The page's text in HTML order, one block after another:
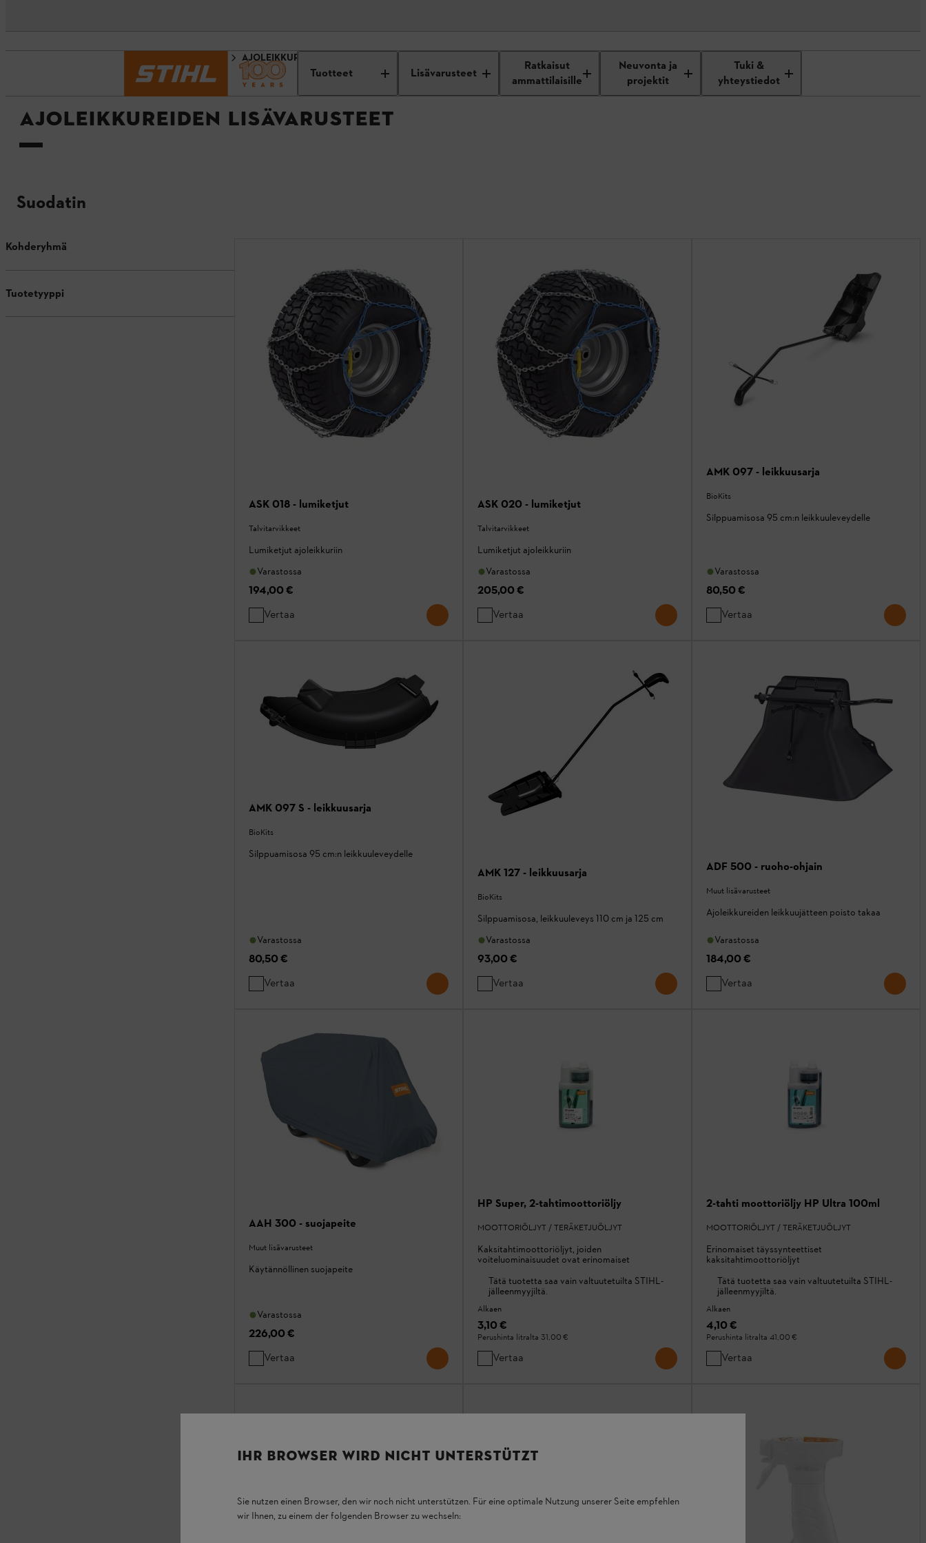
Tuotteet Lisävarusteet
Ratkaisut
ammattilaisille
Neuvonta ja
projektit
Tuki &
yhteystiedot
AJOLEIKKUREIDEN LISÄVARUSTEET
AJOLEIKKUREIDEN LISÄVARUSTEET
Suodatin
Kohderyhmä
Tuotetyyppi
ASK 018 - lumiketjut
Talvitarvikkeet
Lumiketjut ajoleikkuriin
Varastossa
194,00 €
Vertaa
ASK 020 - lumiketjut
Talvitarvikkeet
Lumiketjut ajoleikkuriin
Varastossa
205,00 €
Vertaa
AMK 097 - leikkuusarja
BioKits
Silppuamisosa 95 cm:n leikkuuleveydelle
Varastossa
80,50 €
Vertaa
AMK 097 S - leikkuusarja
BioKits
Silppuamisosa 95 cm:n leikkuuleveydelle
Varastossa
80,50 €
Vertaa
AMK 127 - leikkuusarja
BioKits
Silppuamisosa, leikkuuleveys 110 cm ja 125 cm
Varastossa
93,00 €
Vertaa
ADF 500 - ruoho-ohjain
Muut lisävarusteet
Ajoleikkureiden leikkuujätteen poisto takaa
Varastossa
184,00 €
Vertaa
AAH 300 - suojapeite
Muut lisävarusteet
Käytännöllinen suojapeite
Varastossa
226,00 €
Vertaa
HP Super, 2-tahtimoottoriöljy
MOOTTORIÖLJYT / TERÄKETJUÖLJYT
Kaksitahtimoottoriöljyt, joiden
voiteluominaisuudet ovat erinomaiset
Tätä tuotetta saa vain valtuutetuilta STIHL-
jälleenmyyjiltä.
Alkaen
3,10 €
Perushinta litralta 31,00 €
Vertaa
2-tahti moottoriöljy HP Ultra 100ml
MOOTTORIÖLJYT / TERÄKETJUÖLJYT
Erinomaiset täyssynteettiset
kaksitahtimoottoriöljyt
Tätä tuotetta saa vain valtuutetuilta STIHL-
jälleenmyyjiltä.
Alkaen
4,10 €
Perushinta litralta 41,00 €
Vertaa
IHR BROWSER WIRD NICHT UNTERSTÜTZT
Sie nutzen einen Browser, den wir noch nicht unterstützen. Für eine optimale Nutzung unserer Seite empfehlen
wir Ihnen, zu einem der folgenden Browser zu wechseln: